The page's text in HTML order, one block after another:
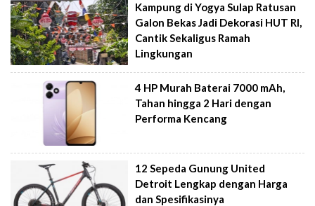
Kampung di Yogya Sulap Ratusan
Galon Bekas Jadi Dekorasi HUT RI,
Cantik Sekaligus Ramah
Lingkungan
4 HP Murah Baterai 7000 mAh,
Tahan hingga 2 Hari dengan
Performa Kencang
12 Sepeda Gunung United
Detroit Lengkap dengan Harga
dan Spesifikasinya